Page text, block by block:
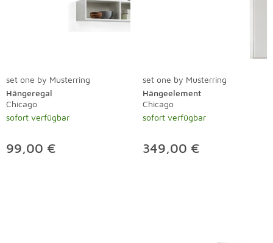
set one by Musterring
Hängeregal
Chicago
sofort verfügbar
99,00 €
set one by Musterring
Hängeelement
Chicago
sofort verfügbar
349,00 €